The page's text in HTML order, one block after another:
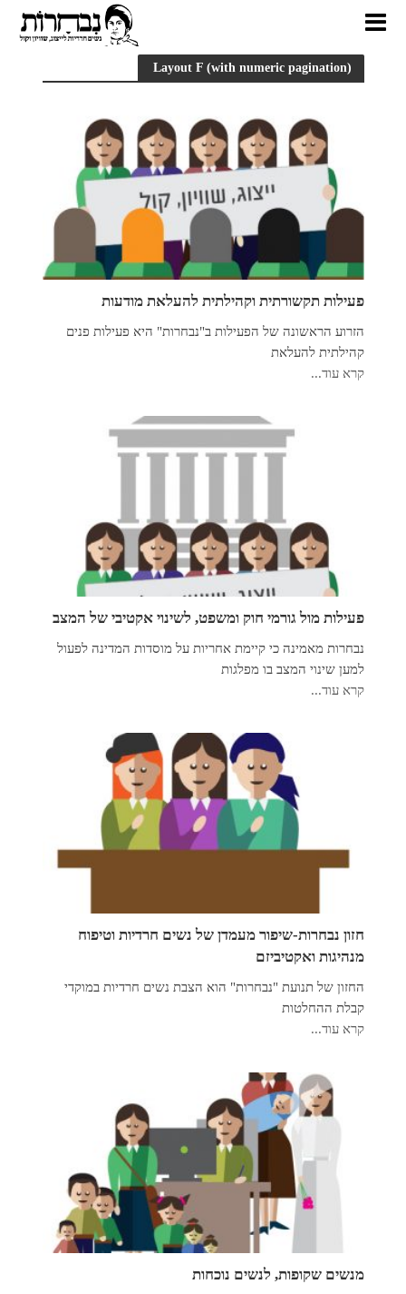
Layout F (with numeric pagination)
פעילות תקשורתית וקהילתית להעלאת מודעות
הזרוע הראשונה של הפעילות ב"נבחרות" היא פעילות פנים
קהילתית להעלאת
קרא עוד...
פעילות מול גורמי חוק ומשפט, לשינוי אקטיבי של המצב
נבחרות מאמינה כי קיימת אחריות על מוסדות המדינה לפעול
למען שינוי המצב בו מפלגות
קרא עוד...
חזון נבחרות-שיפור מעמדן של נשים חרדיות וטיפוח
מנהיגות ואקטיביזם
החזון של תנועת "נבחרות" הוא הצבת נשים חרדיות במוקדי
קבלת ההחלטות
קרא עוד...
מנשים שקופות, לנשים נוכחות